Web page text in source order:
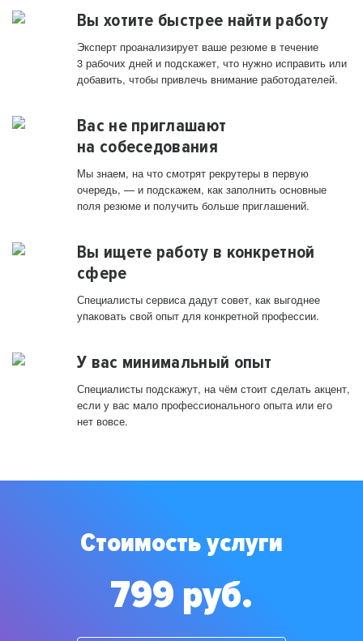
Вы хотите быстрее найти работу
Эксперт проанализирует ваше резюме в течение
3 рабочих дней и подскажет, что нужно исправить или
добавить, чтобы привлечь внимание работодателей.
Вас не приглашают
на собеседования
Мы знаем, на что смотрят рекрутеры в первую
очередь, — и подскажем, как заполнить основные
поля резюме и получить больше приглашений.
Вы ищете работу в конкретной
сфере
Специалисты сервиса дадут совет, как выгоднее
упаковать свой опыт для конкретной профессии.
У вас минимальный опыт
Специалисты подскажут, на чём стоит сделать акцент,
если у вас мало профессионального опыта или его
нет вовсе.
Стоимость услуги
799 руб.